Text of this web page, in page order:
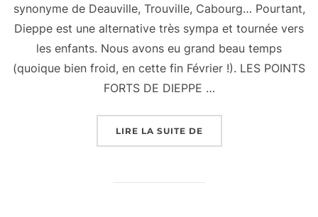
synonyme de Deauville, Trouville, Cabourg… Pourtant,
Dieppe est une alternative très sympa et tournée vers
les enfants. Nous avons eu grand beau temps
(quoique bien froid, en cette fin Février !). LES POINTS
FORTS DE DIEPPE …
LIRE LA SUITE DE« WEEK-END EN